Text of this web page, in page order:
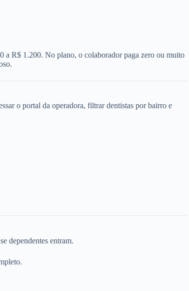
a R$ 1.200. No plano, o colaborador paga zero ou muito
o portal da operadora, filtrar dentistas por bairro e
dependentes entram.